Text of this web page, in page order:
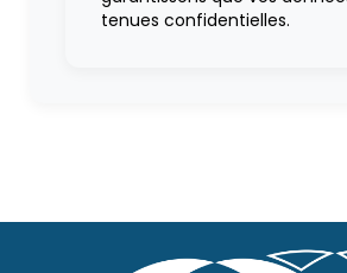
tenues confidentielles.